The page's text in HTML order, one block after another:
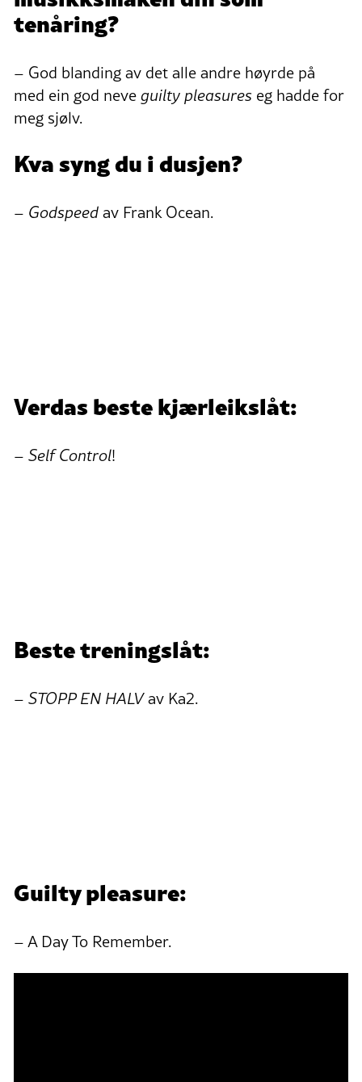
tenåring?
– God blanding av det alle andre høyrde på
med ein god neveguilty pleasures eg hadde for
meg sjølv.
Kva syng du i dusjen?
– Godspeedav Frank Ocean.
Verdas beste kjærleikslåt:
– Self Control!
Beste treningslåt:
– STOPP EN HALVav Ka2.
Guilty pleasure:
– A Day To Remember.